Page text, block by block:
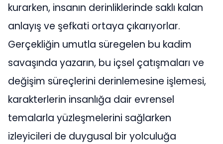
kurarken, insanın derinliklerinde saklı kalan
anlayış ve şefkati ortaya çıkarıyorlar.
Gerçekliğin umutla süregelen bu kadim
savaşında yazarın, bu içsel çatışmaları ve
değişim süreçlerini derinlemesine işlemesi,
karakterlerin insanlığa dair evrensel
temalarla yüzleşmelerini sağlarken
izleyicileri de duygusal bir yolculuğa